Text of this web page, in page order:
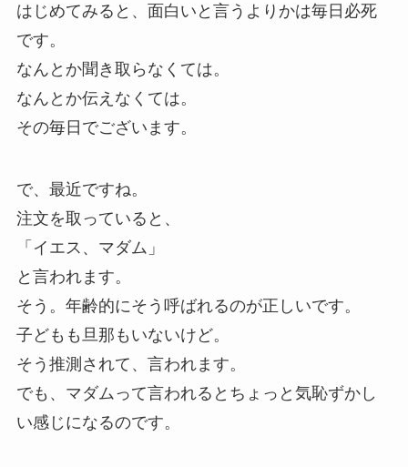
はじめてみると、面白いと言うよりかは毎日必死
です。
なんとか聞き取らなくては。
なんとか伝えなくては。
その毎日でございます。
で、最近ですね。
注文を取っていると、
「イエス、マダム」
と言われます。
そう。年齢的にそう呼ばれるのが正しいです。
子どもも旦那もいないけど。
そう推測されて、言われます。
でも、マダムって言われるとちょっと気恥ずかし
い感じになるのです。